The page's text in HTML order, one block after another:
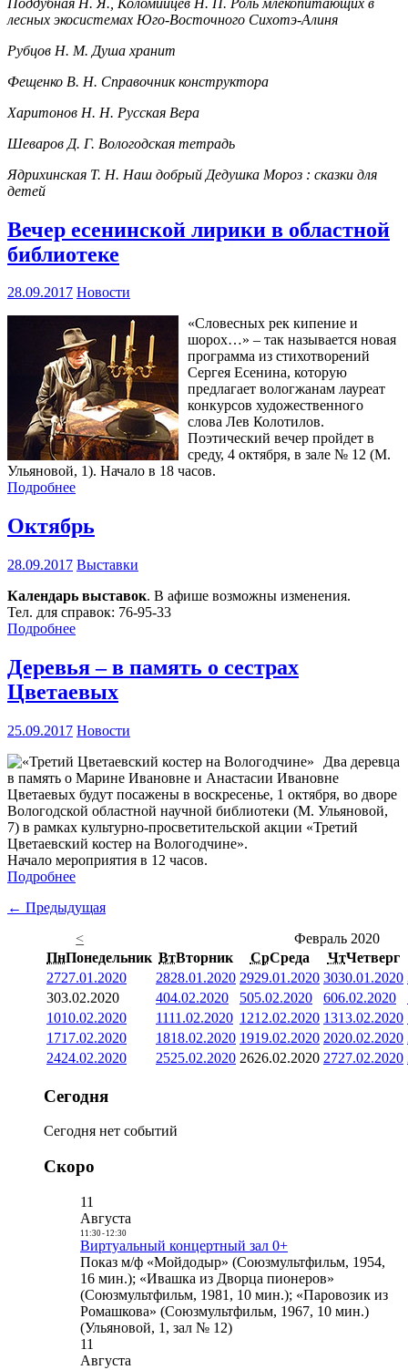
лесных экосистемах Юго-Восточного Сихотэ-Алиня
Рубцов Н. М. Душа хранит
Фещенко В. Н. Справочник конструктора
Харитонов Н. Н. Русская Вера
Шеваров Д. Г. Вологодская тетрадь
Ядрихинская Т. Н. Наш добрый Дедушка Мороз : сказки для
детей
Вечер есенинской лирики в областной
библиотеке
28.09.2017 Новости
«Словесных рек кипение и
шорох…» – так называется новая
программа из стихотворений
Сергея Есенина, которую
предлагает вологжанам лауреат
конкурсов художественного
слова Лев Колотилов.
Поэтический вечер пройдет в
среду, 4 октября, в зале № 12 (М.
Ульяновой, 1). Начало в 18 часов.
Подробнее
Октябрь
28.09.2017 Выставки
Календарь выставок. В афише возможны изменения.
Тел. для справок: 76-95-33
Подробнее
Деревья – в память о сестрах
Цветаевых
25.09.2017 Новости
Два деревца
в память о Марине Ивановне и Анастасии Ивановне
Цветаевых будут посажены в воскресенье, 1 октября, во дворе
Вологодской областной научной библиотеки (М. Ульяновой,
7) в рамках культурно-просветительской акции «Третий
Цветаевский костер на Вологодчине».
Начало мероприятия в 12 часов.
Подробнее
← Предыдущая
<
Февраль 2020
ПнПонедельник ВтВторник СрСреда ЧтЧетверг
2727.01.2020 2828.01.2020 2929.01.2020 3030.01.2020
303.02.2020 404.02.2020 505.02.2020 606.02.2020
1010.02.2020 1111.02.2020 1212.02.2020 1313.02.2020
1717.02.2020 1818.02.2020 1919.02.2020 2020.02.2020
2424.02.2020 2525.02.2020 2626.02.2020 2727.02.2020
Сегодня
Сегодня нет событий
Скоро
11
Августа
11:30- 12:30
Виртуальный концертный зал 0+
Показ м/ф «Мойдодыр» (Союзмультфильм, 1954,
16 мин.); «Ивашка из Дворца пионеров»
(Союзмультфильм, 1981, 10 мин.); «Паровозик из
Ромашкова» (Союзмультфильм, 1967, 10 мин.)
(Ульяновой, 1, зал № 12)
11
Августа